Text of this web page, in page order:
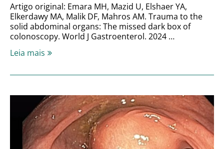
Artigo original: Emara MH, Mazid U, Elshaer YA,
Elkerdawy MA, Malik DF, Mahros AM. Trauma to the
solid abdominal organs: The missed dark box of
colonoscopy. World J Gastroenterol. 2024 …
Leia mais